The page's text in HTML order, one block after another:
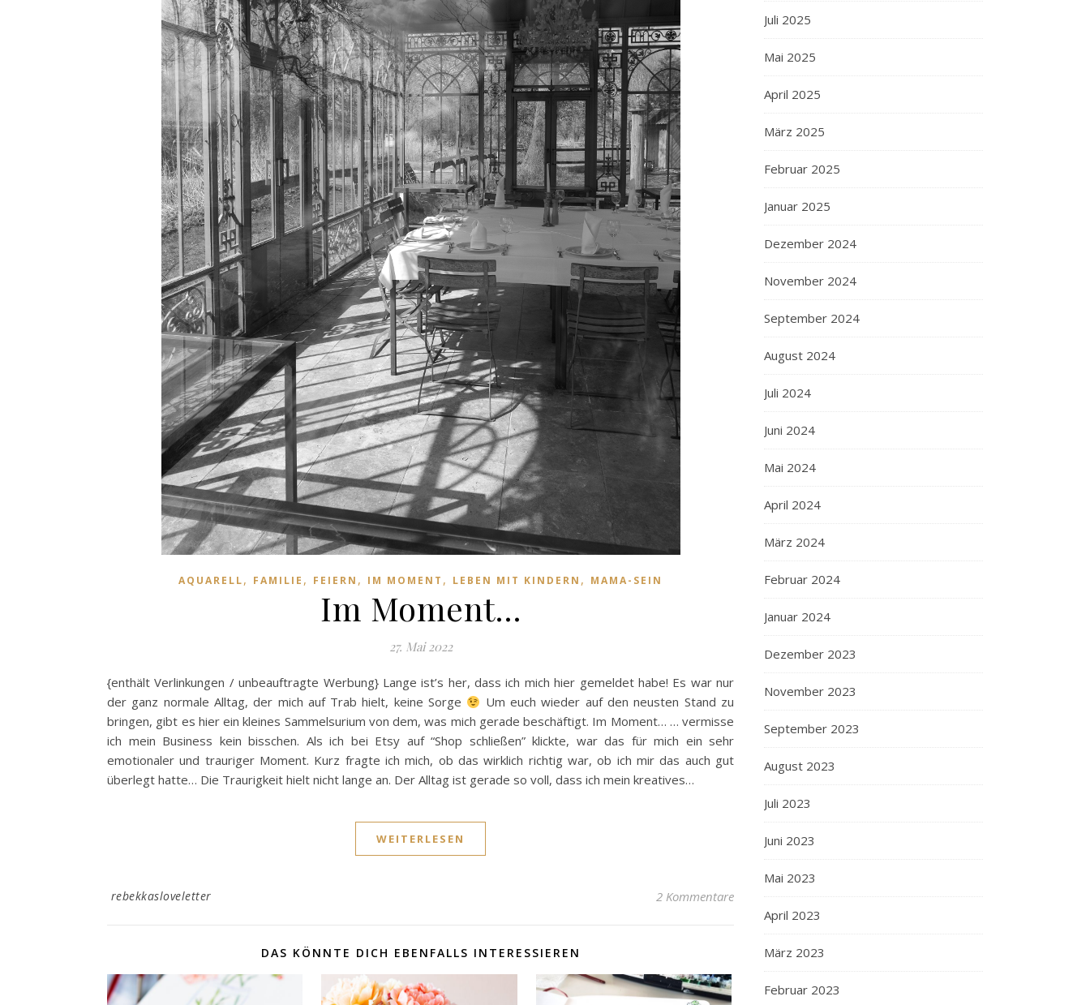
AQUARELL, FAMILIE , FEIERN , IM MOMENT , LEBEN MIT KINDERN , MAMA-SEIN
Im Moment…
27. Mai 2022
{enthält Verlinkungen / unbeauftragte Werbung} Lange ist’s her, dass ich mich hier gemeldet habe! Es war nur
der ganz normale Alltag, der mich auf Trab hielt, keine Sorge
Um euch wieder auf den neusten Stand zu
bringen, gibt es hier ein kleines Sammelsurium von dem, was mich gerade beschäftigt. Im Moment… … vermisse
ich mein Business kein bisschen. Als ich bei Etsy auf “Shop schließen” klickte, war das für mich ein sehr
emotionaler und trauriger Moment. Kurz fragte ich mich, ob das wirklich richtig war, ob ich mir das auch gut
überlegt hatte… Die Traurigkeit hielt nicht lange an. Der Alltag ist gerade so voll, dass ich mein kreatives…
WEITERLESEN
rebekkasloveletter 2 Kommentare
DAS KÖNNTE DICH EBENFALLS INTERESSIEREN
Juli 2025
Mai 2025
April 2025
März 2025
Februar 2025
Januar 2025
Dezember 2024
November 2024
September 2024
August 2024
Juli 2024
Juni 2024
Mai 2024
April 2024
März 2024
Februar 2024
Januar 2024
Dezember 2023
November 2023
September 2023
August 2023
Juli 2023
Juni 2023
Mai 2023
April 2023
März 2023
Februar 2023